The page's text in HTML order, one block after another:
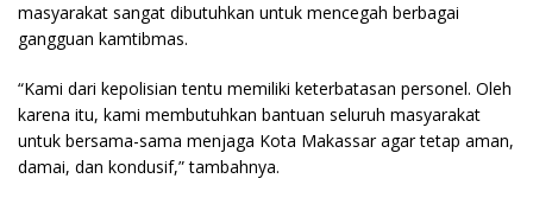
masyarakat sangat dibutuhkan untuk mencegah berbagai
gangguan kamtibmas.
“Kami dari kepolisian tentu memiliki keterbatasan personel. Oleh
karena itu, kami membutuhkan bantuan seluruh masyarakat
untuk bersama-sama menjaga Kota Makassar agar tetap aman,
damai, dan kondusif,” tambahnya.